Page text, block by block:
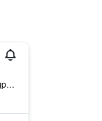
111 Songpa-daero Songpa-gu, Seül, Corea del Sud